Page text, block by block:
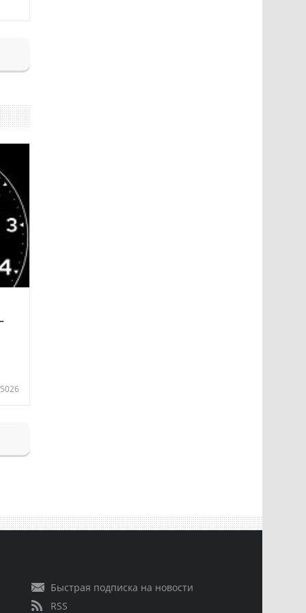
5026
Быстрая подписка на новости
RSS